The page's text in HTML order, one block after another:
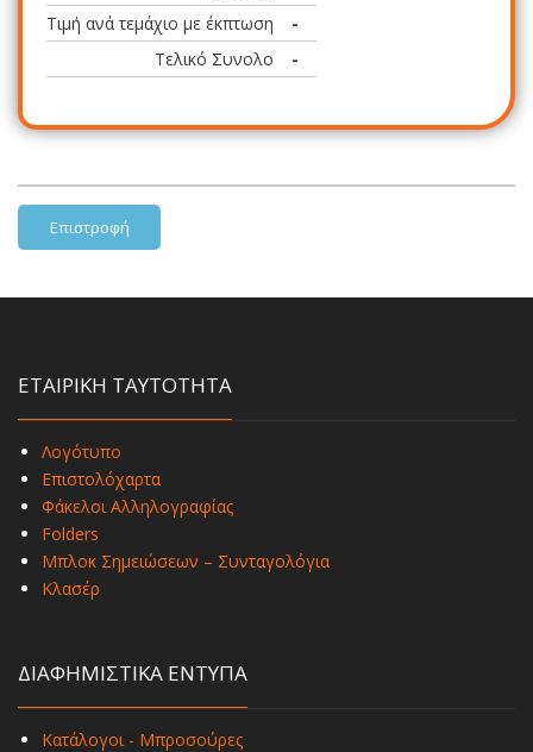
Τιμή ανά τεμάχιο με έκπτωση
-
Τελικό Συνολο
-
Επιστροφή
ΕΤΑΙΡΙΚΗ ΤΑΥΤΟΤΗΤΑ
Λογότυπο
Επιστολόχαρτα
Φάκελοι Αλληλογραφίας
Folders
Μπλοκ Σημειώσεων – Συνταγολόγια
Κλασέρ
ΔΙΑΦΗΜΙΣΤΙΚΑ ΕΝΤΥΠΑ
Κατάλογοι - Μπροσούρες